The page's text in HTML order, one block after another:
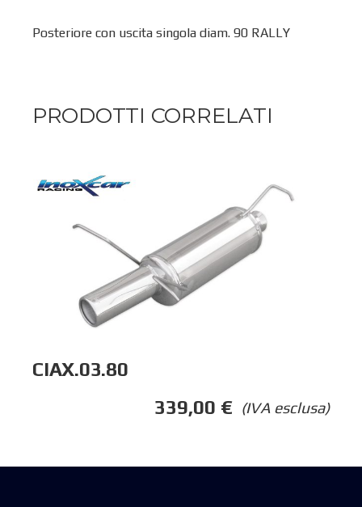
Posteriore con uscita singola diam. 90 RALLY
PRODOTTI CORRELATI
CIAX.03.80
(IVA esclusa)
339,00 €